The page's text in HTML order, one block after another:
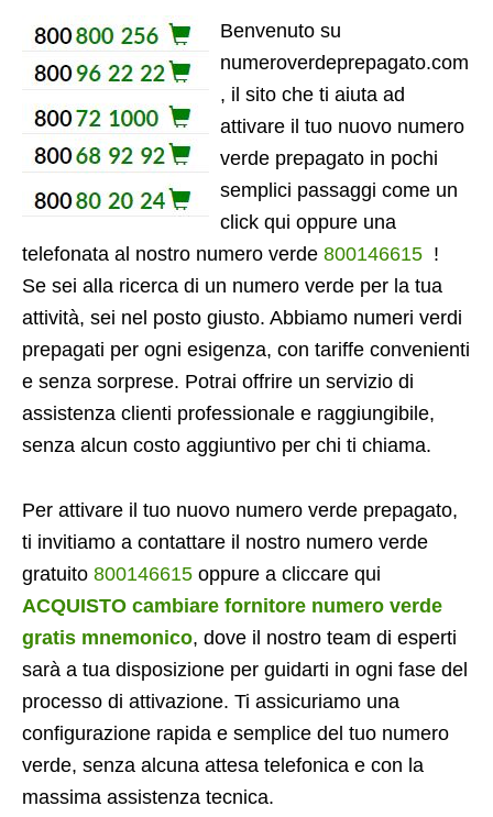
Benvenuto su
numeroverdeprepagato.com
, il sito che ti aiuta ad
attivare il tuo nuovo numero
verde prepagato in pochi
semplici passaggi come un
click qui oppure una
telefonata al nostro numero verde 800146615 !
Se sei alla ricerca di un numero verde per la tua
attività, sei nel posto giusto. Abbiamo numeri verdi
prepagati per ogni esigenza, con tariffe convenienti
e senza sorprese. Potrai offrire un servizio di
assistenza clienti professionale e raggiungibile,
senza alcun costo aggiuntivo per chi ti chiama.
Per attivare il tuo nuovo numero verde prepagato,
ti invitiamo a contattare il nostro numero verde
gratuito 800146615 oppure a cliccare qui
ACQUISTO cambiare fornitore numero verde
gratis mnemonico, dove il nostro team di esperti
sarà a tua disposizione per guidarti in ogni fase del
processo di attivazione. Ti assicuriamo una
configurazione rapida e semplice del tuo numero
verde, senza alcuna attesa telefonica e con la
massima assistenza tecnica.